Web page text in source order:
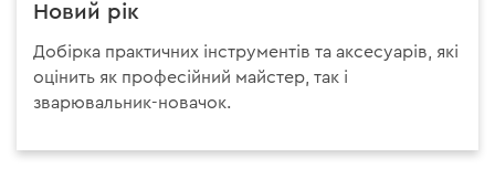
Новий рік
Добірка практичних інструментів та аксесуарів, які
оцінить як професійний майстер, так і
зварювальник-новачок.